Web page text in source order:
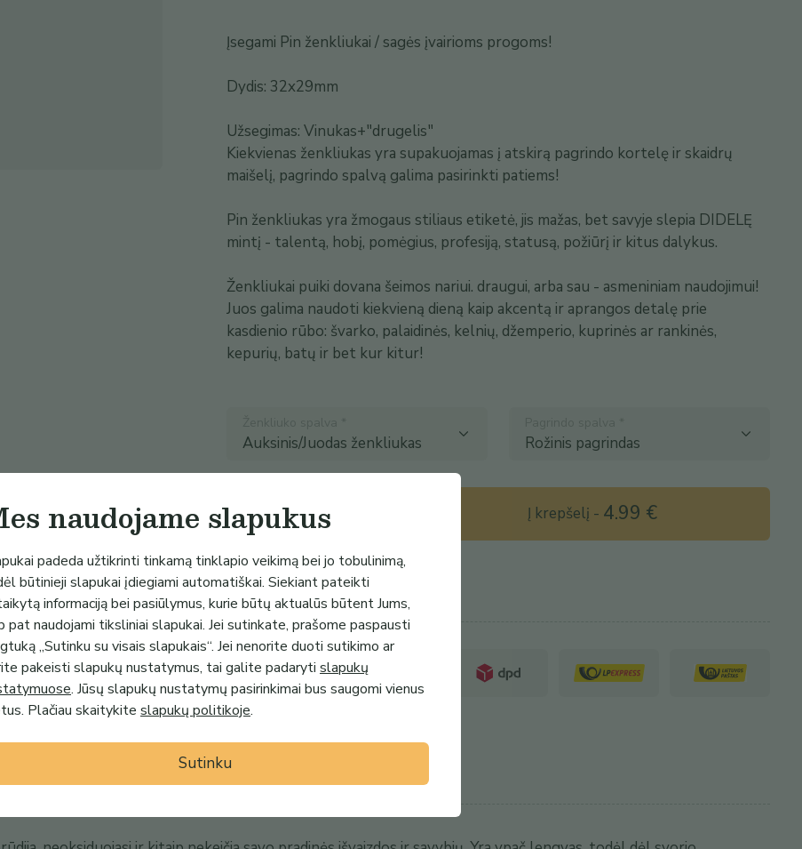
Įsegami Pin ženkliukai / sagės įvairioms progoms!
Dydis: 32x29mm
Užsegimas: Vinukas+"drugelis"
Kiekvienas ženkliukas yra supakuojamas į atskirą pagrindo kortelę ir skaidrų
maišelį, pagrindo spalvą galima pasirinkti patiems!
Pin ženkliukas yra žmogaus stiliaus etiketė, jis mažas, bet savyje slepia DIDELĘ
mintį - talentą, hobį, pomėgius, profesiją, statusą, požiūrį ir kitus dalykus.
Ženkliukai puiki dovana šeimos nariui. draugui, arba sau - asmeniniam naudojimui!
Juos galima naudoti kiekvieną dieną kaip akcentą ir aprangos detalę prie
kasdienio rūbo: švarko, palaidinės, kelnių, džemperio, kuprinės ar rankinės,
kepurių, batų ir bet kur kitur!
Į krepšelį - 4.99 €
Pritaikyti nuolaidų kodą
naudojame slapukus
padeda užtikrinti tinkamą tinklapio veikimą bei jo tobulinimą,
būtinieji slapukai įdiegiami automatiškai. Siekiant pateikti
informaciją bei pasiūlymus, kurie būtų aktualūs būtent Jums,
pat naudojami tiksliniai slapukai. Jei sutinkate, prašome paspausti
„Sutinku su visais slapukais“. Jei nenorite duoti sutikimo ar
pakeisti slapukų nustatymus, tai galite padaryti slapukų
. Jūsų slapukų nustatymų pasirinkimai bus saugomi vienus
Plačiau skaitykite slapukų politikoje.
Sutinku